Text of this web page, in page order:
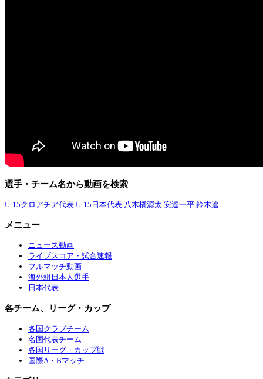
選手・チーム名から動画を検索
U-15クロアチア代表 U-15日本代表 八木橋源太 安達一平 鈴木遼
メニュー
ニュース動画
ライブスコア・試合速報
フルマッチ動画
海外組日本人選手
日本代表
各チーム、リーグ・カップ
各国クラブチーム
名国代表チーム
各国リーグ・カップ戦
国際A・Bマッチ